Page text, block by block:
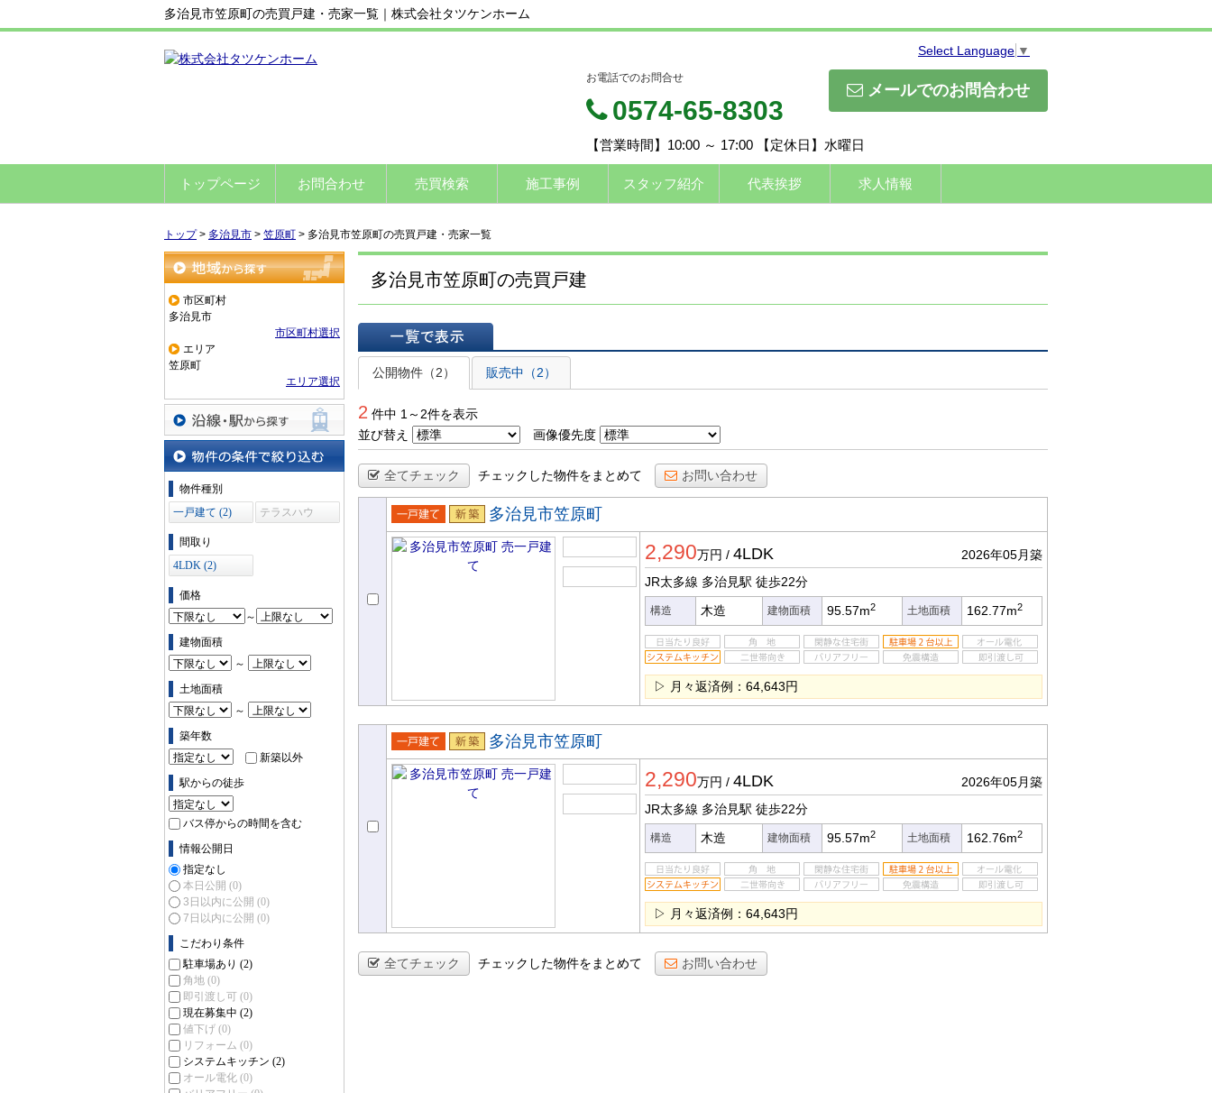
多治見市笠原町の売買戸建・売家一覧｜株式会社タツケンホーム
Select Language ▼
メールでのお問合わせ
お電話でのお問合せ
0574-65-8303
【営業時間】10:00 ～ 17:00 【定休日】水曜日
トップページ お問合わせ 売買検索 施工事例 スタッフ紹介 代表挨拶 求人情報
トップ> 多治見市 > 笠原町 > 多治見市笠原町の売買戸建・売家一覧
地域から探す
市区町村
多治見市
市区町村選択
エリア
笠原町
エリア選択
沿線・駅から探す
物件の条件で絞り込む
物件種別
一戸建て (2)
テラスハウ
間取り
4LDK (2)
価格
～
建物面積
～
土地面積
～
築年数
新築以外
駅からの徒歩
バス停からの時間を含む
情報公開日
指定なし
本日公開 (0)
3日以内に公開 (0)
7日以内に公開 (0)
こだわり条件
駐車場あり (2)
角地 (0)
即引渡し可 (0)
現在募集中 (2)
値下げ (0)
リフォーム (0)
システムキッチン (2)
オール電化 (0)
多治見市笠原町の売買戸建
一覧で表示
公開物件（2）
販売中（2）
2 件中 1～2件を表示
並び替え
画像優先度
全てチェック チェックした物件をまとめて お問い合わせ
売一戸建
て
新築
多治見市笠原町
2,290万円 / 4LDK
2026年05月築
JR太多線 多治見駅 徒歩22分
構造 木造 建物面積 95.57m2 土地面積 162.77m2
▷ 月々返済例：64,643円
売一戸建
て
新築
多治見市笠原町
2,290万円 / 4LDK
2026年05月築
JR太多線 多治見駅 徒歩22分
構造 木造 建物面積 95.57m2 土地面積 162.76m2
▷ 月々返済例：64,643円
全てチェック チェックした物件をまとめて お問い合わせ